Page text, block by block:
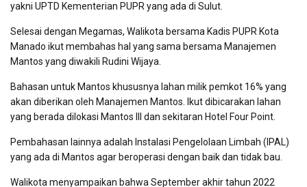
yakni UPTD Kementerian PUPR yang ada di Sulut.
Selesai dengan Megamas, Walikota bersama Kadis PUPR Kota
Manado ikut membahas hal yang sama bersama Manajemen
Mantos yang diwakili Rudini Wijaya.
Bahasan untuk Mantos khususnya lahan milik pemkot 16% yang
akan diberikan oleh Manajemen Mantos. Ikut dibicarakan lahan
yang berada dilokasi Mantos III dan sekitaran Hotel Four Point.
Pembahasan lainnya adalah Instalasi Pengelolaan Limbah (IPAL)
yang ada di Mantos agar beroperasi dengan baik dan tidak bau.
Walikota menyampaikan bahwa September akhir tahun 2022